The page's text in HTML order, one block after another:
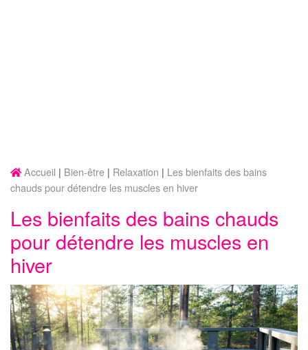
Accueil Bien-être Relaxation
Les bienfaits des bains
chauds pour détendre les muscles en hiver
Les bienfaits des bains chauds
pour détendre les muscles en
hiver